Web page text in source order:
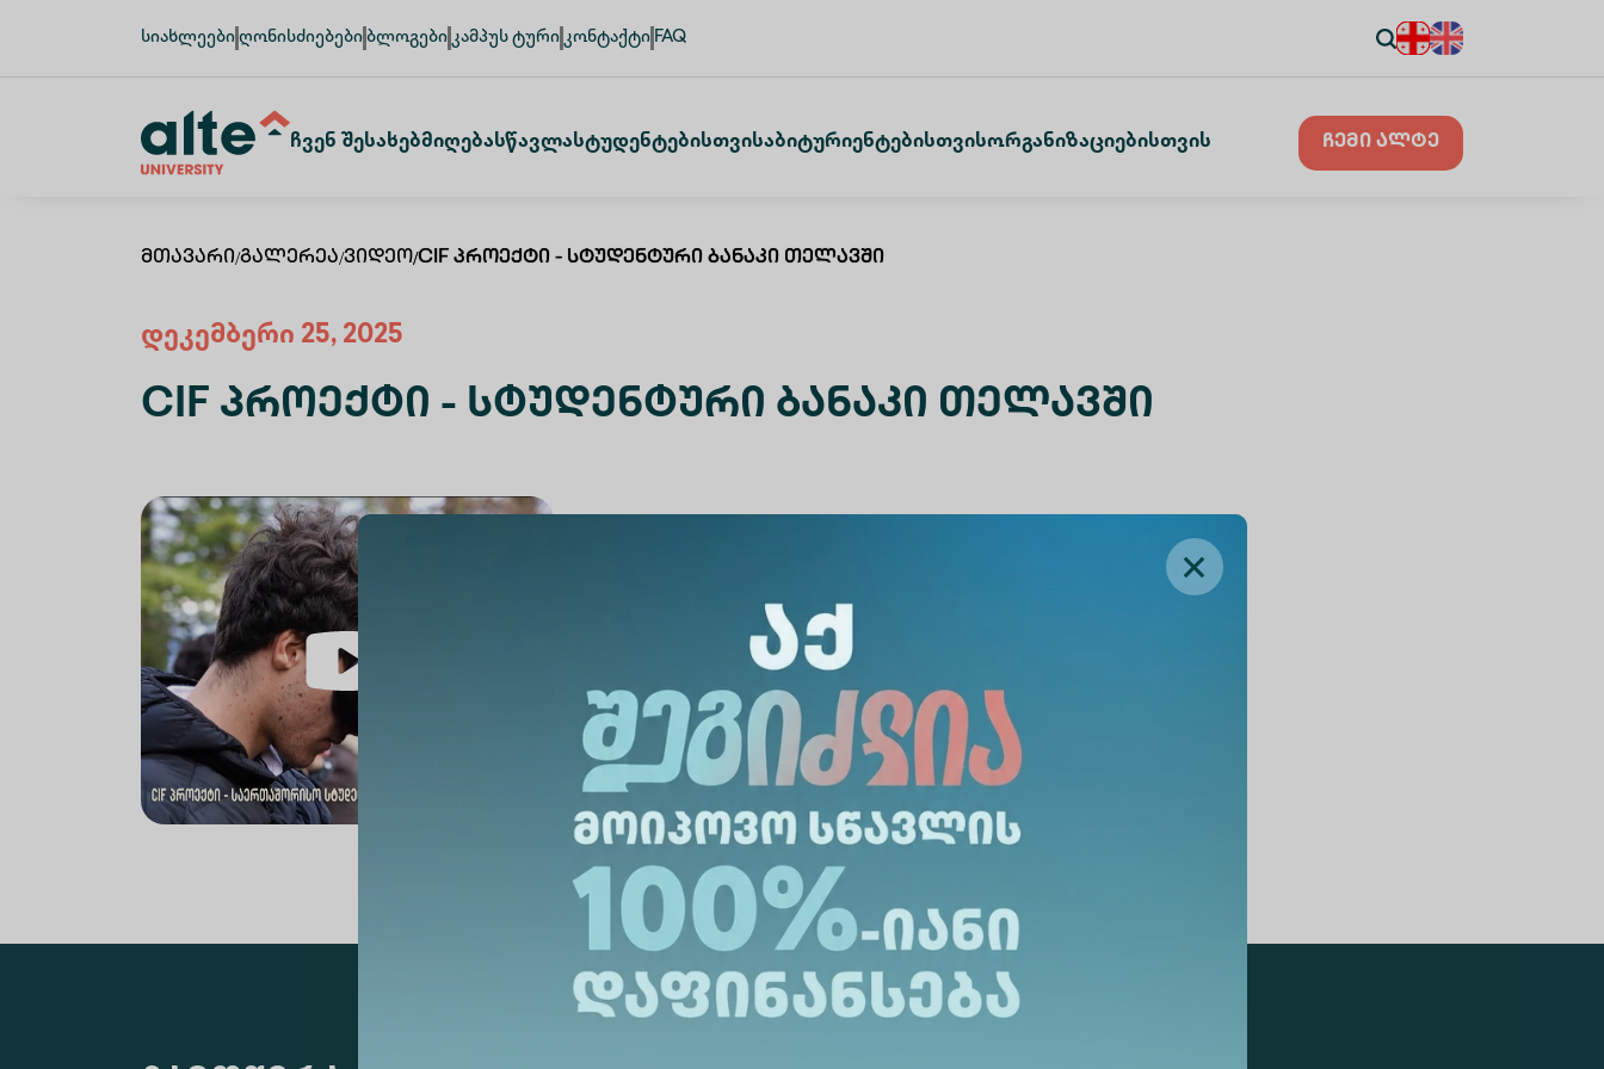
სიახლეები ღონისძიებები ბლოგები კამპუს ტური კონტაქტი FAQ
Ჩვენ ᲨესახებᲛიღებაᲡწავლაᲡტუდენტებისთვისᲐბიტურიენტებისთვისᲝრგანიზაციებისთვის ჩემი ალტე
Მთავარი/Გალერეა/Ვიდეო/CIF Პროექტი - Სტუდენტური Ბანაკი Თელავში
დეკემბერი 25, 2025
CIF Პროექტი - Სტუდენტური Ბანაკი Თელავში